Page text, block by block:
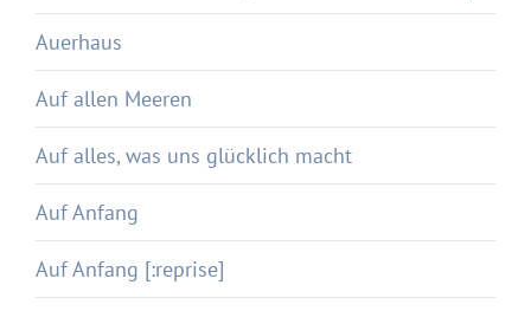
Auerhaus
Auf allen Meeren
Auf alles, was uns glücklich macht
Auf Anfang
Auf Anfang [:reprise]